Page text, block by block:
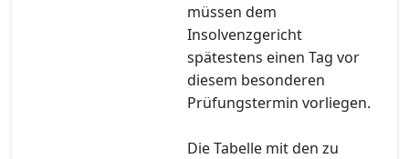
müssen dem
Insolvenzgericht
spätestens einen Tag vor
diesem besonderen
Prüfungstermin vorliegen.
Die Tabelle mit den zu